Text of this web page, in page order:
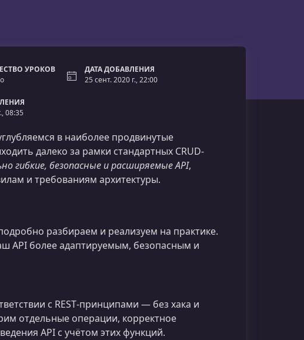
УРОКОВ
ДАТА ДОБАВЛЕНИЯ
25 сент. 2020 г., 22:00
08:35
в наиболее продвинутые
далеко за рамки стандартных CRUD-
гибкие, безопасные и расширяемые API,
и требованиям архитектуры.
разбираем и реализуем на практике.
API более адаптируемым, безопасным и
с REST‑принципами — без хака и
отдельные операции, корректное
API с учётом этих функций.